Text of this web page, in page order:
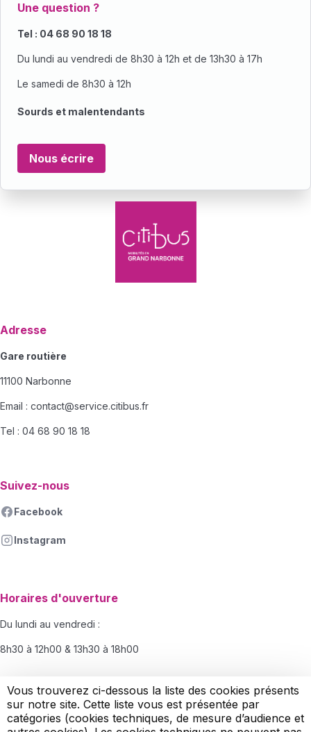
Une question ?
Tel : 04 68 90 18 18
Du lundi au vendredi de 8h30 à 12h et de 13h30 à 17h
Le samedi de 8h30 à 12h
Sourds et malentendants
Nous écrire
Adresse
Gare routière
11100 Narbonne
Email : contact@service.citibus.fr
Tel : 04 68 90 18 18
Suivez-nous
Facebook
Instagram
Horaires d'ouverture
Du lundi au vendredi :
8h30 à 12h00 & 13h30 à 18h00
Le samedi :
8h30-12h00
Vous trouverez ci-dessous la liste des cookies présents
sur notre site. Cette liste vous est présentée par
catégories (cookies techniques, de mesure d’audience et